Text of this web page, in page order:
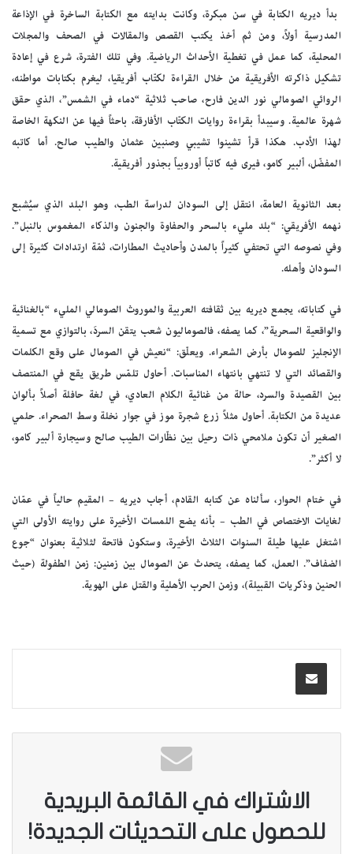
بدأ ديريه الكتابة في سن مبكرة، وكانت بدايته مع الكتابة الساخرة في الإذاعة
المدرسية أولاً، ومن ثم أخذ يكتب القصص والمقالات في الصحف والمجلات
المحلية، كما عمل في تغطية الأحداث الرياضية. وفي تلك الفترة، شرع في إعادة
تشكيل ذاكرته الأفريقية من خلال القراءة لكتّاب أفريقيا، ليغرم بكتابات مواطنه،
الروائي الصومالي نور الدين فارح، صاحب ثلاثية “دماء في الشمس”، الذي حقق
شهرة عالمية. وسيبدأ بقراءة روايات الكتّاب الأفارقة، باحثاً فيها عن النكهة الخاصة
لهذا الأدب. هكذا قرأ تشينوا تشيبي وصنبين عثمان والطيب صالح. أما كاتبه
المفضّل، ألبير كامو، فيرى فيه كاتباً أوروبياً بجذور أفريقية.
بعد الثانوية العامة، انتقل إلى السودان لدراسة الطب، وهو البلد الذي سيُشبع
نهمه الأفريقي: “بلد مليء بالسحر والحفاوة والجنون والذكاء المغموس بالنبل”.
وفي نصوصه التي تحتفي كثيراً بالمدن وأحاديث المطارات، ثمّة ارتدادات كثيرة إلى
السودان وأهله.
في كتاباته، يجمع ديريه بين ثقافته العربية والموروث الصومالي المليء “بالغنائية
والواقعية السحرية”، كما يصفه، فالصوماليون شعب يتقن السردَ، بالتوازي مع تسمية
الإنجليز للصومال بأرض الشعراء. ويعلّق: “نعيش في الصومال على وقع الكلمات
والقصائد التي لا تنتهي بانتهاء المناسبات. أحاول تلمّس طريق يقع في المنتصف
بين القصيدة والسرد، حالة من غنائية الكلام العادي، في لغة حافلة أصلاً بألوان
عديدة من الكتابة. أحاول مثلاً زرع شجرة موز في جوار نخلة وسط الصحراء. حلمي
الصغير أن تكون ملامحي ذات رحيل بين نظّارات الطيب صالح وسيجارة ألبير كامو،
لا أكثر”.
في ختام الحوار، سألناه عن كتابه القادم، أجاب ديريه – المقيم حالياً في عمّان
لغايات الاختصاص في الطب – بأنه يضع اللمسات الأخيرة على روايته الأولى التي
اشتغل عليها طيلة السنوات الثلاث الأخيرة، وستكون فاتحة لثلاثية بعنوان “جوع
الضفاف”. العمل، كما يصفه، يتحدث عن الصومال بين زمنين: زمن الطفولة (حيث
الحنين وذكريات القبيلة)، وزمن الحرب الأهلية والقتل على الهوية.
الاشتراك في القائمة البريدية
للحصول على التحديثات الجديدة!